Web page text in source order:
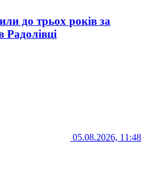
до трьох років за
05.08.2026, 11:48